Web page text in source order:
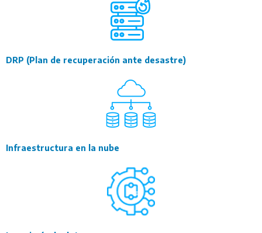
DRP (Plan de recuperación ante desastre)
Infraestructura en la nube